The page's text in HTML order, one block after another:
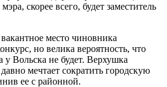
скорее всего, будет заместитель
место чиновника
но велика вероятность, что
у Вольска не будет. Верхушка
мечтает сократить городскую
ее с районной.